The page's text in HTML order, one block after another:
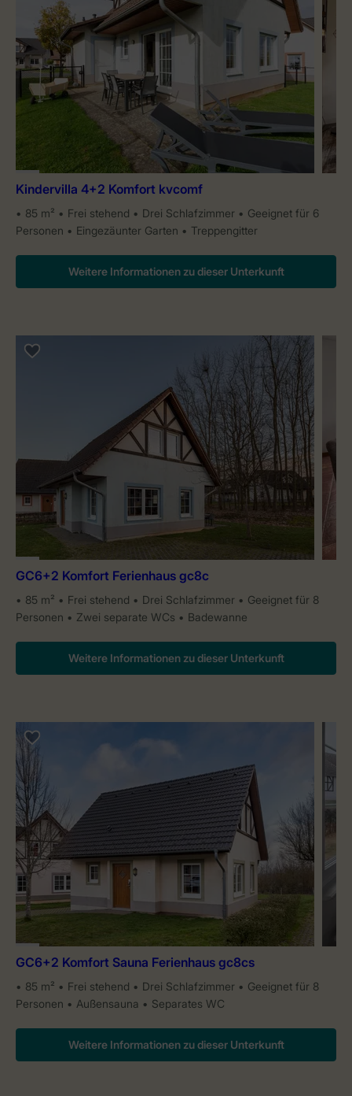
Kindervilla 4+2 Komfort kvcomf
85 m² Frei stehend Drei Schlafzimmer
Geeignet für 6
Personen
Eingezäunter Garten Treppengitter
Weitere Informationen zu dieser Unterkunft
GC6+2 Komfort Ferienhaus gc8c
85 m² Frei stehend Drei Schlafzimmer
Geeignet für 8
Personen
Zwei separate WCs Badewanne
Weitere Informationen zu dieser Unterkunft
GC6+2 Komfort Sauna Ferienhaus gc8cs
85 m² Frei stehend Drei Schlafzimmer
Geeignet für 8
Personen
Außensauna Separates WC
Weitere Informationen zu dieser Unterkunft